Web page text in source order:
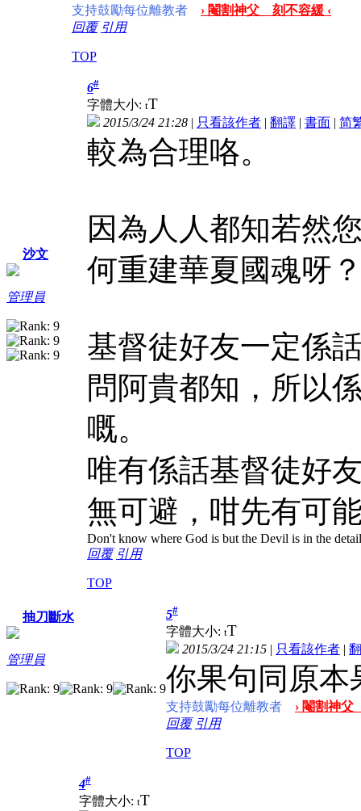
支持鼓勵每位離教者
› 閹割神父 刻不容緩 ‹
回覆 引用
TOP
沙文
管理員
6#
字體大小: tT
2015/3/24 21:28 | 只看該作者 | 翻譯 | 書面 | 简
較為合理咯。
因為人人都知若然
何重建華夏國魂呀
基督徒好友一定係
問阿貴都知，所以
嘅。
唯有係話基督徒好
無可避，咁先有可
Don't know where God is but the Devil is in the
回覆 引用
TOP
抽刀斷水
管理員
5#
字體大小: tT
2015/3/24 21:15 | 只看該作者 |
你果句同原本
支持鼓勵每位離教者
› 閹割神
回覆 引用
TOP
4#
字體大小: tT